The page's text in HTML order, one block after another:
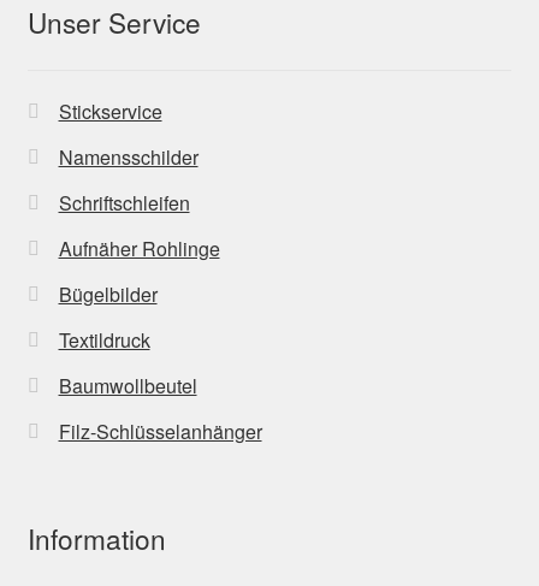
Unser Service
Stickservice
Namensschilder
Schriftschleifen
Aufnäher Rohlinge
Bügelbilder
Textildruck
Baumwollbeutel
Filz-Schlüsselanhänger
Information